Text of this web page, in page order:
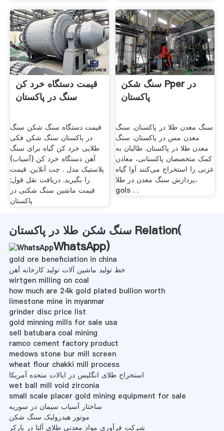
قیمت دستگاه خرد کن
سنگ در پاکستان
قیمت دستگاه سنگ شکن سنگ
در پاکستان سنگ شکن فکی
طلایی خرد کن گیاه برای سنگ
آهن دستگاه خرد کن (آسياب)
پلاستيک مدل . چت آنلاین. قیمت
را بگیرید. دریافت نقل قول;
قیمت ماشین سنگ شکنی در
پاکستان
سنگ شکن Pper در
پاکستان
سنگ معدن طلا در پاکستان. سنگ
معدن مس در پاکستان. سنگ
معدن طلا در پاکستان. طالبان به
کمک متخصصان پاکستانی، معادن
غزنی را استخراج می‌کنند آوا گیاه
پردازش سنگ معدن در طلا،
gols . .
سنگ شکن طلا در پاکستان Relation(
WhatsApp)
gold ore beneficiation in china
خط تولید ماشین آلات تولید کارخانه آهن
wirtgen milling on coal
how much are 24k gold plated bullion worth
limestone mine in myanmar
grinder disc price list
gold minning mills for sale usa
sell batubara coal mining
ramco cement factory product
medows stone bur mill screen
wheat flour chakki mill process
استخراج طلای انگلیس در ایالات متحده آمریكا
wet ball mill void zirconia
small scale placer gold mining equipment for sale
ساختار آسیاب سیمان در سوریه
موتور هیدرولیک سنگ شکن
شرکت فرآوری مواد معدنی طلای آلتا در پارکر